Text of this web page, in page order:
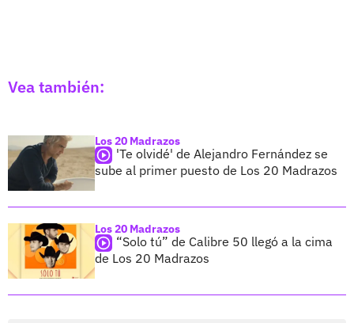
Vea también:
Los 20 Madrazos
'Te olvidé' de Alejandro Fernández se
sube al primer puesto de Los 20 Madrazos
Los 20 Madrazos
“Solo tú” de Calibre 50 llegó a la cima
de Los 20 Madrazos